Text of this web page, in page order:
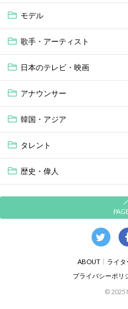
モデル
歌手・アーティスト
日本のテレビ・映画
アナウンサー
韓国・アジア
タレント
歴史・偉人
ABOUT ライタ
プライバシーポリ
© 2025